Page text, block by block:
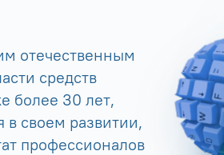
отечественным
средств
более 30 лет,
в своем развитии,
профессионалов